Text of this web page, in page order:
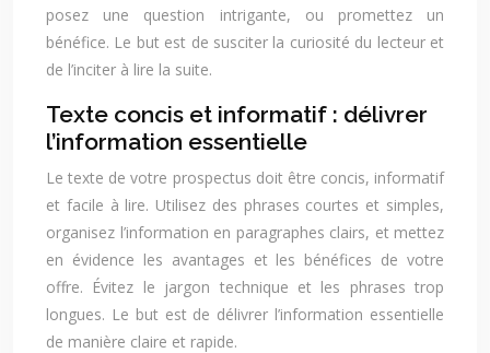
posez une question intrigante, ou promettez un
bénéfice. Le but est de susciter la curiosité du lecteur et
de l’inciter à lire la suite.
Texte concis et informatif : délivrer
l’information essentielle
Le texte de votre prospectus doit être concis, informatif
et facile à lire. Utilisez des phrases courtes et simples,
organisez l’information en paragraphes clairs, et mettez
en évidence les avantages et les bénéfices de votre
offre. Évitez le jargon technique et les phrases trop
longues. Le but est de délivrer l’information essentielle
de manière claire et rapide.